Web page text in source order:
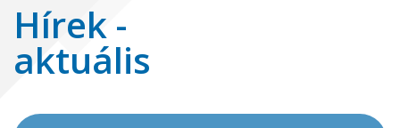
Hírek -
aktuális